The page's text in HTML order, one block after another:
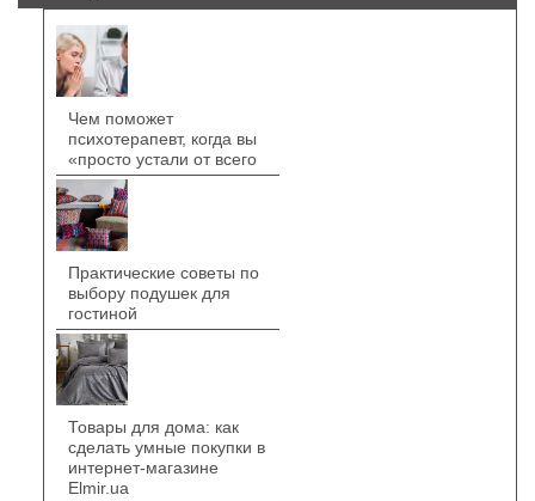
Чем поможет
психотерапевт, когда вы
«просто устали от всего
Практические советы по
выбору подушек для
гостиной
Товары для дома: как
сделать умные покупки в
интернет-магазине
Elmir.ua